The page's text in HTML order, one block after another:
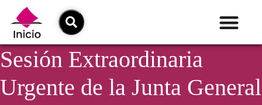
Sesión Extraordinaria
Urgente de la Junta General